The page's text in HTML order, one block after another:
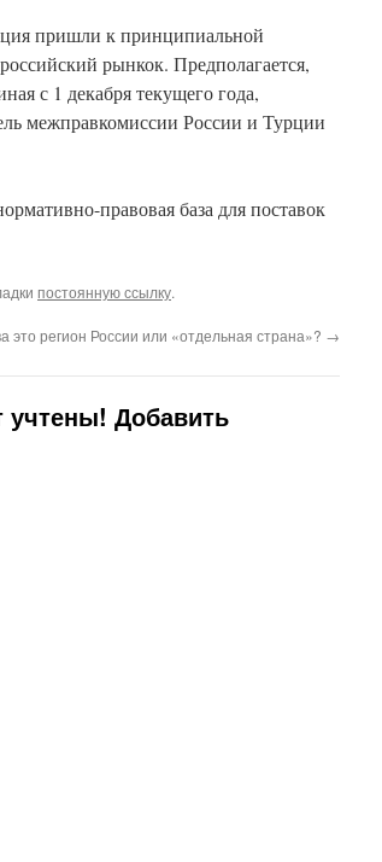
пришли к принципиальной
рынкок. Предполагается,
с 1 декабря текущего года,
межправкомиссии России и Турции
правовая база для поставок
постоянную ссылку.
это регион России или «отдельная страна»? →
учтены! Добавить